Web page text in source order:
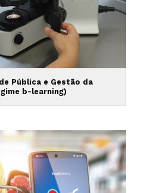
Pública e Gestão da
b-learning)